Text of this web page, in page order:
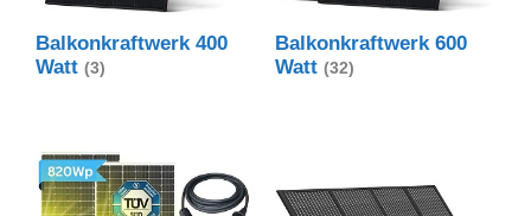
Balkonkraftwerk 400
Watt (3)
Balkonkraftwerk 600
Watt (32)